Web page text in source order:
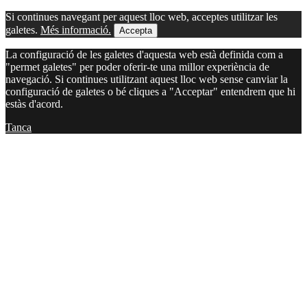
Si continues navegant per aquest lloc web, acceptes utilitzar les
galetes. Més informació. Accepta
La configuració de les galetes d'aquesta web està definida com a
"permet galetes" per poder oferir-te una millor experiència de
navegació. Si continues utilitzant aquest lloc web sense canviar la
configuració de galetes o bé cliques a "Acceptar" entendrem que hi
estàs d'acord.
Tanca